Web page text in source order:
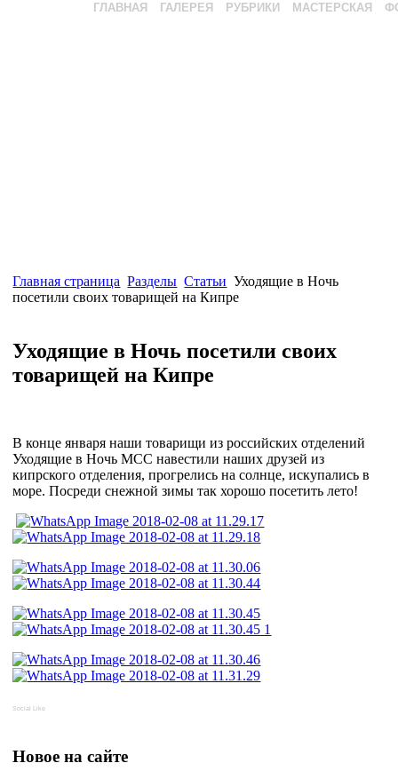
ГЛАВНАЯ ГАЛЕРЕЯ РУБРИКИ МАСТЕРСКАЯ
Главная страница Разделы Статьи Уходящие в Ночь
посетили своих товарищей на Кипре
Уходящие в Ночь посетили своих
товарищей на Кипре
В конце января наши товарищи из российских отделений
Уходящие в Ночь МСС навестили наших друзей из
кипрского отделения, прогрелись на солнце, искупались в
море. Посреди снежной зимы так хорошо посетить лето!
Social Like
Новое на сайте